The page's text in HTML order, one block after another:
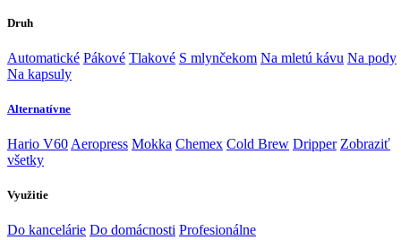
Druh
Automatické Pákové Tlakové S mlynčekom Na mletú kávu Na pody
Na kapsuly
Alternatívne
Hario V60 Aeropress Mokka Chemex Cold Brew Dripper Zobraziť
všetky
Využitie
Do kancelárie Do domácnosti Profesionálne